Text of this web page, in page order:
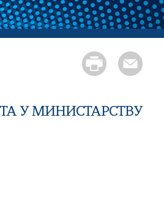
У МИНИСТАРСТВУ